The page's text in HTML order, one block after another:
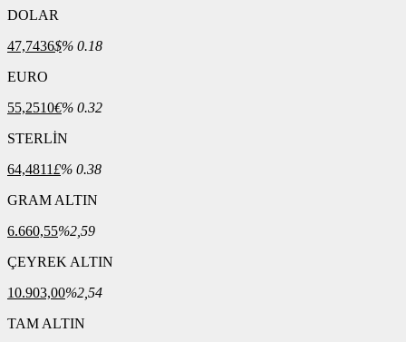
DOLAR
47,7436$% 0.18
EURO
55,2510€% 0.32
STERLİN
64,4811£% 0.38
GRAM ALTIN
6.660,55%2,59
ÇEYREK ALTIN
10.903,00%2,54
TAM ALTIN